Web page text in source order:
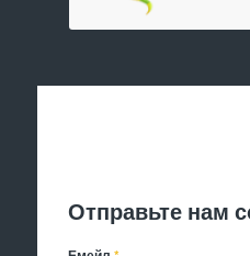
Отправьте нам